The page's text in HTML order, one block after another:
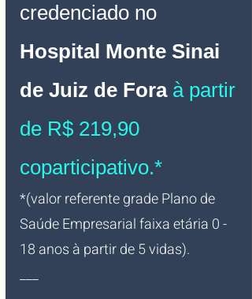
credenciado no
Hospital Monte Sinai
de Juiz de Fora à partir
de R$ 219,90
coparticipativo.*
*(valor referente grade Plano de
Saúde Empresarial faixa etária 0 -
18 anos à partir de 5 vidas).
___